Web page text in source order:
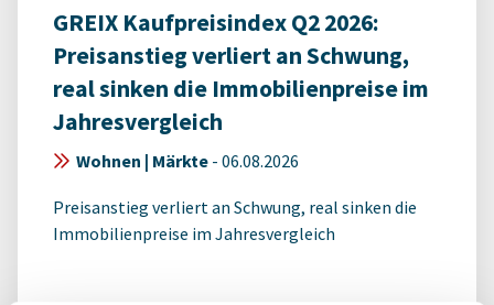
GREIX Kaufpreisindex Q2 2026:
Preisanstieg verliert an Schwung,
real sinken die Immobilienpreise im
Jahresvergleich
Wohnen | Märkte - 06.08.2026
Preisanstieg verliert an Schwung, real sinken die
Immobilienpreise im Jahresvergleich